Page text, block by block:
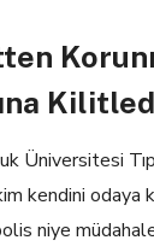
Üniversitesi
kendini odaya
niye